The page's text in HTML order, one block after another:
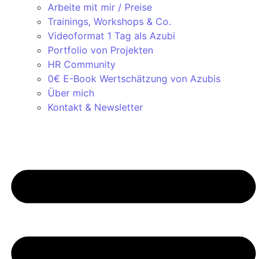
Arbeite mit mir / Preise
Trainings, Workshops & Co.
Videoformat 1 Tag als Azubi
Portfolio von Projekten
HR Community
0€ E-Book Wertschätzung von Azubis
Über mich
Kontakt & Newsletter